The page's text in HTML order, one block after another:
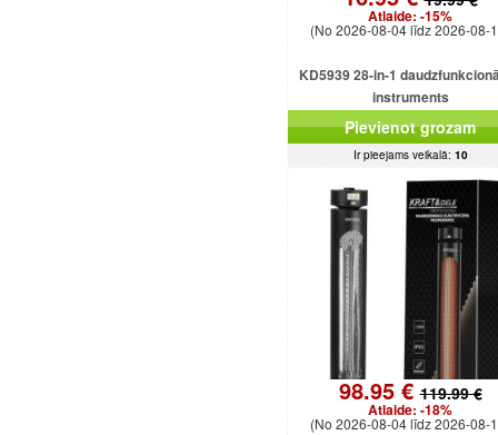
Atlaide: -15%
(No 2026-08-04 līdz 2026-08-
KD5939 28-in-1
instruments
Pievienot grozam
Ir pieejams veikalā: 10
98.95 €119.99 €
Atlaide: -18%
(No 2026-08-04 līdz 2026-08-